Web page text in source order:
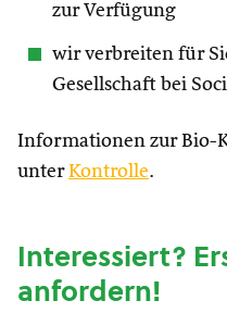
zur Verfügung
wir verbreiten für
Gesellschaft bei
Informationen zur Bio-
unterKontrolle.
Interessiert?
anfordern!